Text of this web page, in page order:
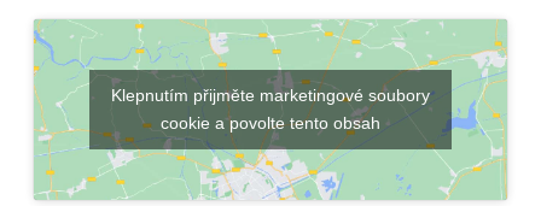
Klepnutím přijměte marketingové soubory
cookie a povolte tento obsah